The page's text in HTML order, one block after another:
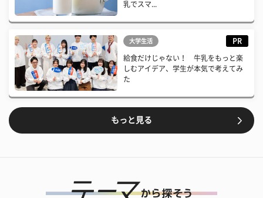
乳でスマ...
大学生活 PR
給食だけじゃない！ 牛乳をもっと楽
しむアイデア、学生が本気で考えてみ
た
もっと見る